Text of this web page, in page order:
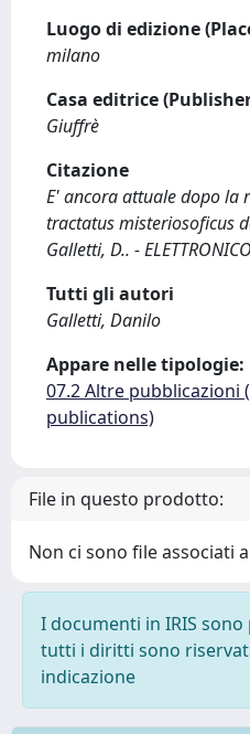
Luogo di edizione
milano
Casa editrice
Giuffrè
Citazione
E' ancora attuale dopo la
tractatus misteriosoficus
Galletti, D.. -
Tutti gli autori
Galletti, Danilo
Appare nelle tipologie:
07.2 Altre pubblicazioni
publications)
File in questo prodotto:
Non ci sono file associati
I documenti in IRIS
tutti i diritti sono
indicazione